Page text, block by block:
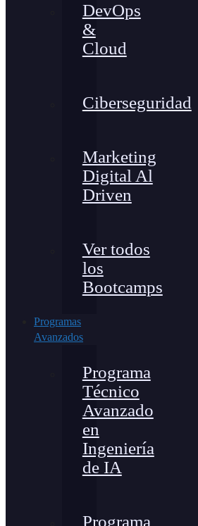
DevOps
&
Cloud
Ciberseguridad
Marketing
Digital Al
Driven
Ver todos
los
Bootcamps
Programas
Avanzados
Programa
Técnico
Avanzado
en
Ingeniería
de IA
Programa